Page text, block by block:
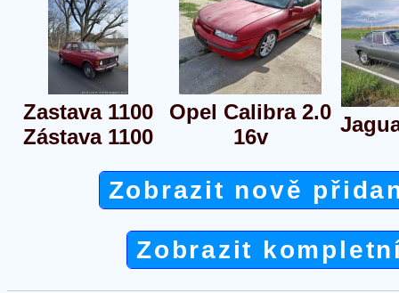
Zastava 1100
Zástava 1100
Opel Calibra 2.0
16v
Zobrazit nově
Zobrazit